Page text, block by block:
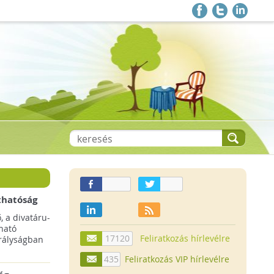
a divatáru-
17120
Feliratkozás hírlevélre
435
Feliratkozás VIP hírlevélre